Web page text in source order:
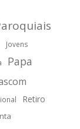
Jovens
Papa
Retiro